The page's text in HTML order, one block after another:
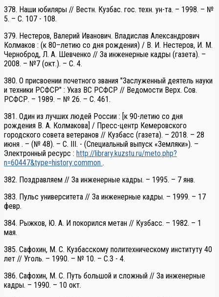
378. Наши юбиляры // Вестн. Кузбас. гос. техн. ун-та. – 1998. – №
5. – С. 107 - 108.
379. Нестеров, Валерий Иванович. Владислав Александрович
Колмаков : (к 80–летию со дня рождения) / В. И. Нестеров, И. М.
Черноброд, Л. А. Шевченко // За инженерные кадры (газета). –
2008. – №7 (окт.). – С. 4.
380. О присвоении почетного звания "Заслуженный деятель науки
и техники РСФСР" : Указ ВС РСФСР // Ведомости Верх. Сов.
РСФСР. – 1989. – № 26. – С. 461.
381. Один из лучших людей России : [к 90-летию со дня
рождения В. А. Колмакова] / Пресс-центр Кемеровского
городского совета ветеранов // Кузбасс (газета). – 2018. – 28
июня . – (№ 48). – С. III. - (Специальный выпуск «Земляки»). –
Электронный ресурс : http://library.kuzstu.ru/meto.php?
n=60447&type=history:common .
382. Поздравляем // За инженерные кадры. – 1995. – 7 янв.
383. Пульс университета // За инженерные кадры. – 1999. – 17
февр.
384. Рыжков, Ю. А. И покорился метан // Кузбасс. – 1982. – 1
мая.
385. Сафохин, М. С. Кузбасскому политехническому институту 40
лет // Уголь. – 1990. – № 10. – С.3 - 4.
386. Сафохин, М. С. Путь большой и сложный // За инженерные
кадры. – 1990. – 10 окт.